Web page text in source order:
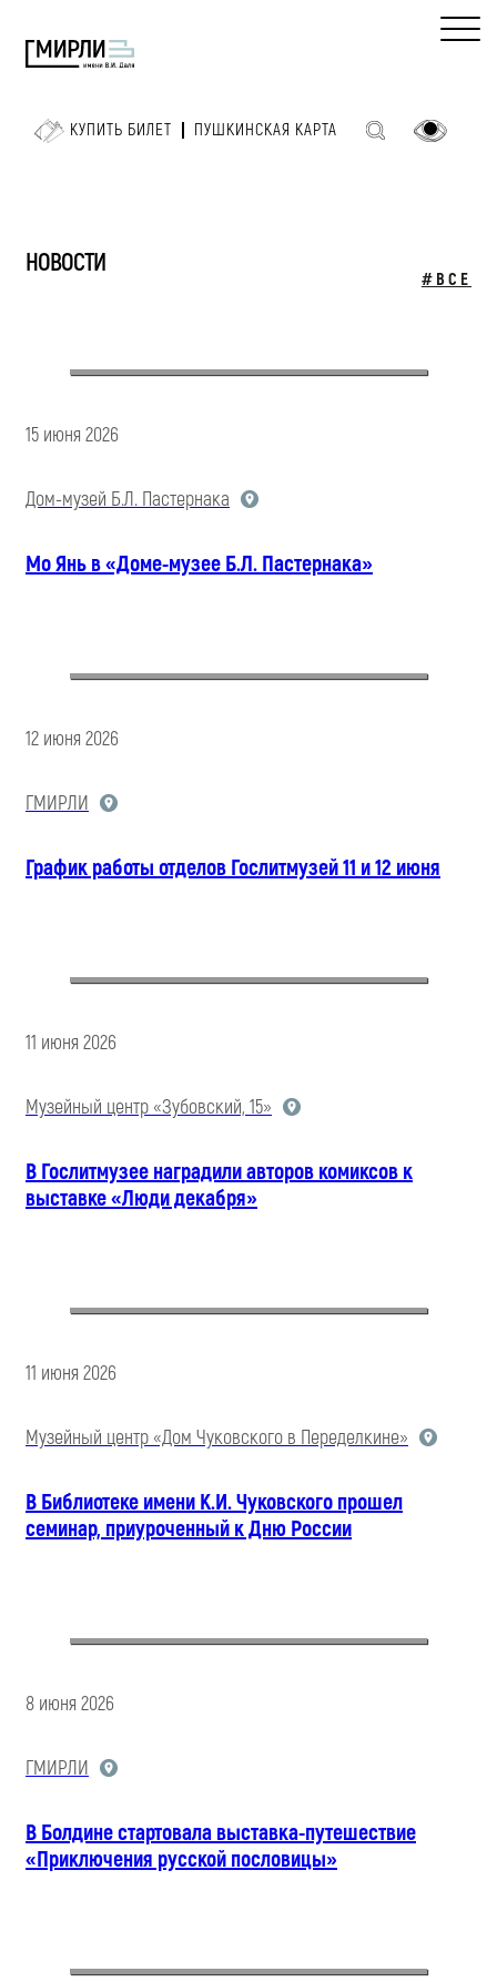
КУПИТЬ БИЛЕТ ПУШКИНСКАЯ КАРТА
НОВОСТИ
#ВСЕ
15 июня 2026
Дом-музей Б.Л. Пастернака
Мо Янь в «Доме-музее Б.Л. Пастернака»
12 июня 2026
ГМИРЛИ
График работы отделов Гослитмузей 11 и 12 июня
11 июня 2026
Музейный центр «Зубовский, 15»
В Гослитмузее наградили авторов комиксов к
выставке «Люди декабря»
11 июня 2026
Музейный центр «Дом Чуковского в Переделкине»
В Библиотеке имени К.И. Чуковского прошел
семинар, приуроченный к Дню России
8 июня 2026
ГМИРЛИ
В Болдине стартовала выставка-путешествие
«Приключения русской пословицы»